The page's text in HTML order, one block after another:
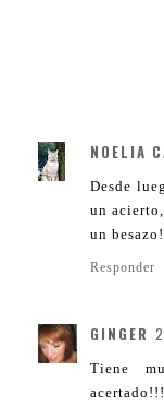
NOELIA
Desde
un
un besazo!
Responder
GINGER
Tiene